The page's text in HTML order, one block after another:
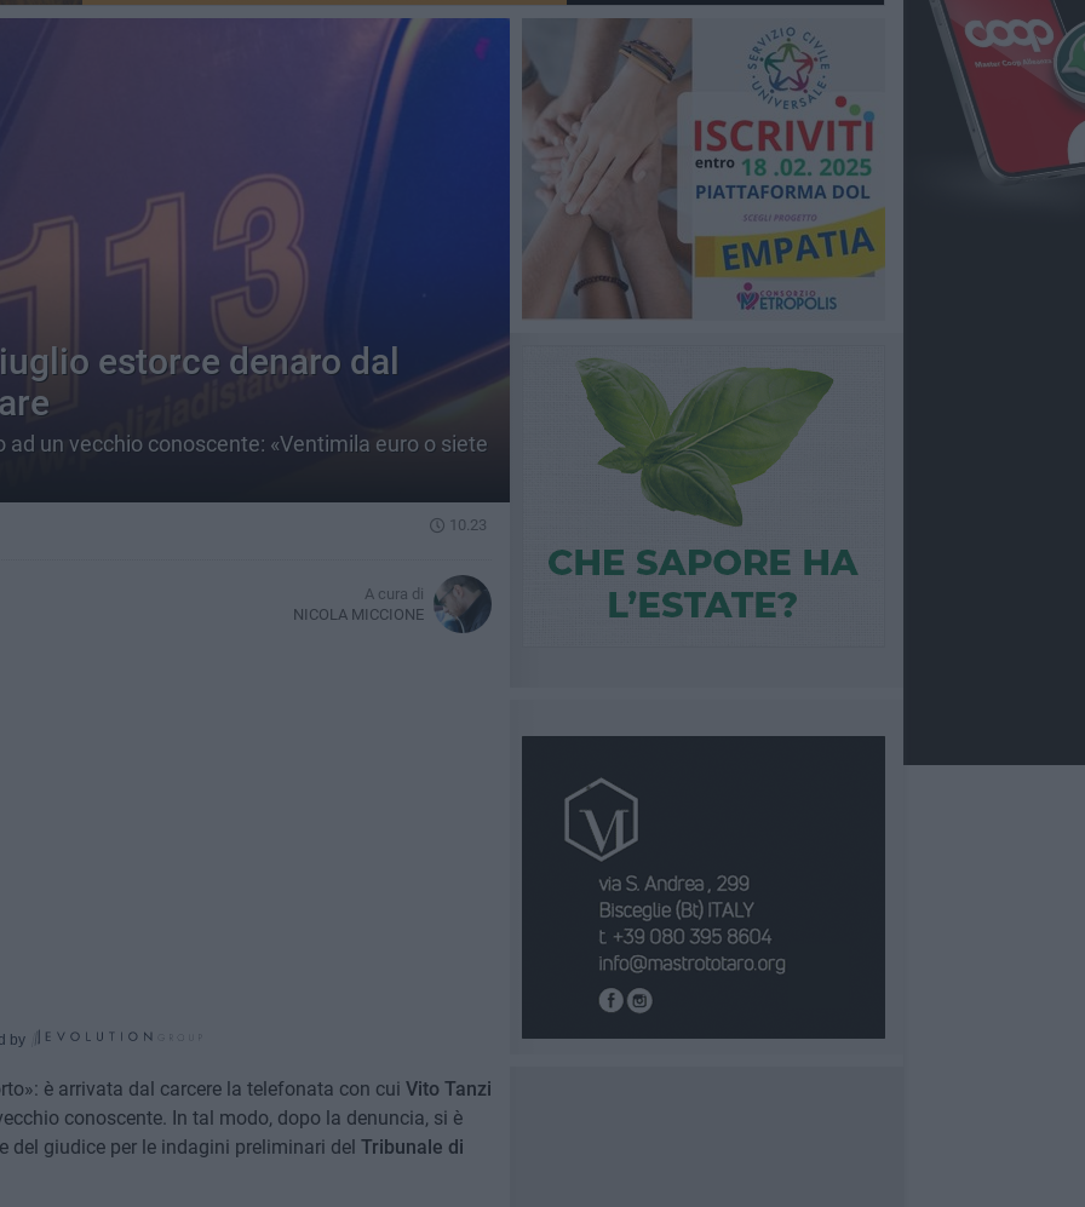
estorce denaro dal
un vecchio conoscente: «Ventimila euro o siete
10.23
A cura di
NICOLA MICCIONE
by
è arrivata dal carcere la telefonata con cui Vito Tanzi
conoscente. In tal modo, dopo la denuncia, si è
del giudice per le indagini preliminari del Tribunale di